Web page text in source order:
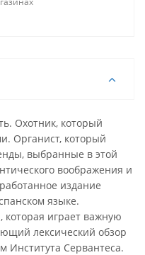
Охотник, который
Органист, который
выбранные в этой
воображения и
издание
языке.
которая играет важную
лексический обзор
Института Сервантеса.